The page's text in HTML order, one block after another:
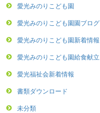
愛光みのりこども園
愛光みのりこども園園ブログ
愛光みのりこども園新着情報
愛光みのりこども園給食献立
愛光福祉会新着情報
書類ダウンロード
未分類